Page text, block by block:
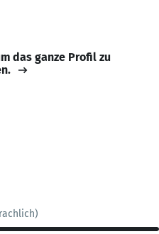
das ganze Profil zu